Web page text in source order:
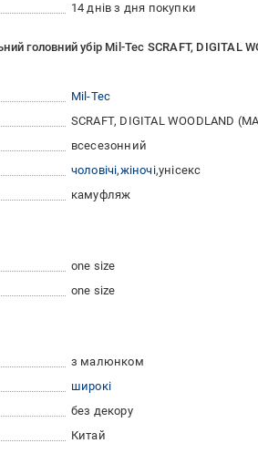
14 днів з дня покупки
головний убір Mil-Tec SCRAFT, DIGITAL
Mil-Tec
SCRAFT, DIGITAL WOODLAND
всесезонний
чоловічі жіночі унісекс
камуфляж
one size
one size
з малюнком
широкі
без декору
Китай